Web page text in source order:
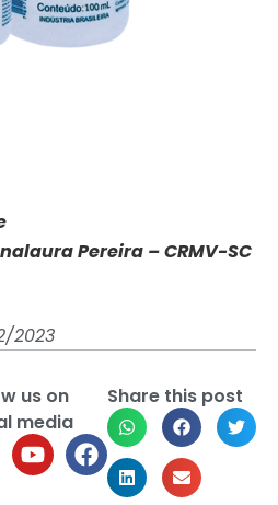
Pereira – CRMV-SC
2023
us on
media
Share this post